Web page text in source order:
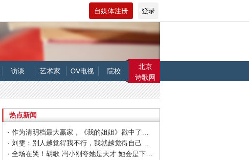
自媒体注册 登录
访谈 艺术家 OV电视 院校
北京
诗歌网
热点新闻
· 全场在哭！胡歌 冯小刚夸她是天才 她会是下一个00后影后吗